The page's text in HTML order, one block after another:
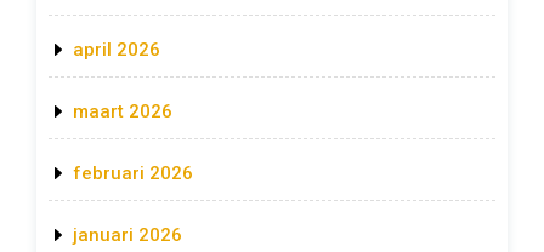
april 2026
maart 2026
februari 2026
januari 2026